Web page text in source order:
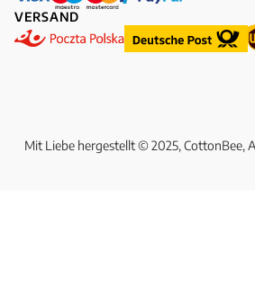
VERSAND
Mit Liebe hergestellt © 2025, CottonBee,